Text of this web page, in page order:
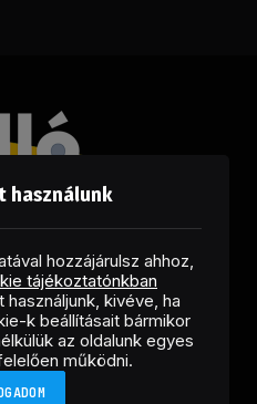
X
(Twitter)
RSS
használunk
hozzájárulsz ahhoz,
tájékoztatónkban
kivéve, ha
k beállításait bármikor
az oldalunk egyes
működni.